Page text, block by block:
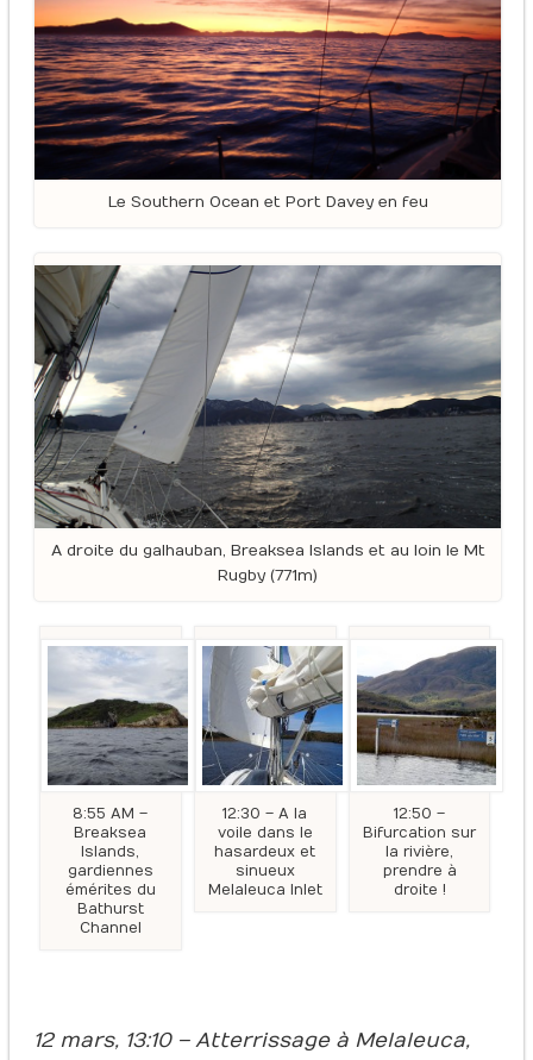
Le Southern Ocean et Port Davey en feu
A droite du galhauban, Breaksea Islands et au loin le Mt
Rugby (771m)
8:55 AM –
Breaksea
Islands,
gardiennes
émérites du
Bathurst
Channel
12:30 – A la
voile dans le
hasardeux et
sinueux
Melaleuca Inlet
12:50 –
Bifurcation sur
la rivière,
prendre à
droite !
12 mars, 13:10 – Atterrissage à Melaleuca,